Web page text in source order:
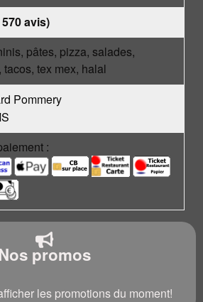
avis)
pâtes, pizza, salades,
tex mex, halal
Pommery
:
promos
les promotions du moment!